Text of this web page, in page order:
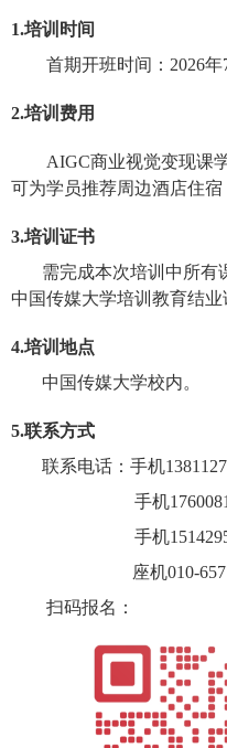
1.培训时间
首期开班时间： 2026
2.培训费用
AIGC商业视觉变现课
可为学员推荐周边酒店住宿
3.培训证书
需完成本次培训中 所有
中国传媒大学培训教育结业
4.培训地点
中国传媒大学校内。
5.联系方式
联系电话 ： 手机
手机
手机
座机010-
扫码报名：